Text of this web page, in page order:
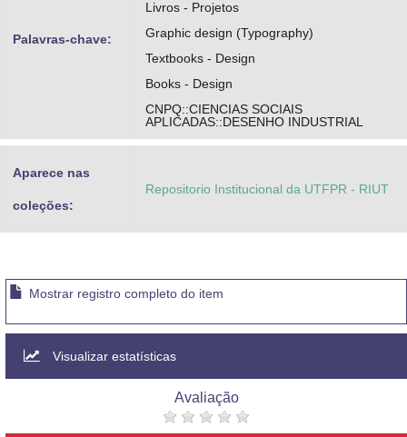
Palavras-chave:
Livros - Projetos
Graphic design (Typography)
Textbooks - Design
Books - Design
CNPQ::CIENCIAS SOCIAIS
APLICADAS::DESENHO INDUSTRIAL
Aparece nas
coleções:
Repositorio Institucional da UTFPR - RIUT
Mostrar registro completo do item
Visualizar estatísticas
Avaliação